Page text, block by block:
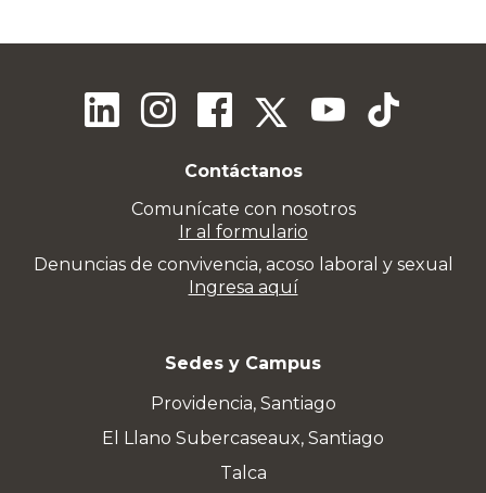
Contáctanos
Comunícate con nosotros
Ir al formulario
Denuncias de convivencia, acoso laboral y sexual
Ingresa aquí
Sedes y Campus
Providencia, Santiago
El Llano Subercaseaux, Santiago
Talca